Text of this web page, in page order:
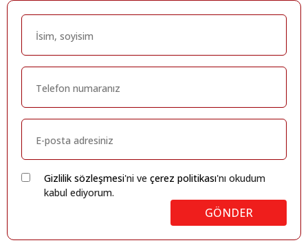
Gizlilik sözleşmesi'ni ve çerez politikası'nı okudum
kabul ediyorum.
GÖNDER